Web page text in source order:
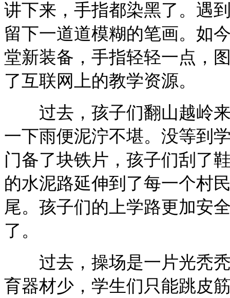
讲下来，手指都染黑了。遇
留下一道道模糊的笔画。如
堂新装备，手指轻轻一点，
了互联网上的教学资源。
过去，孩子们翻山越岭来
一下雨便泥泞不堪。没等到
门备了块铁片，孩子们刮了
的水泥路延伸到了每一个村
尾。孩子们的上学路更加安
了。
过去，操场是一片光秃秃
育器材少，学生们只能跳皮